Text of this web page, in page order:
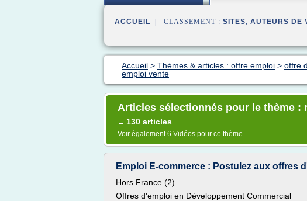
ACCUEIL | CLASSEMENT : SITES, AUTEURS DE
Accueil > Thèmes & articles : offre emploi > offre
emploi vente
Articles sélectionnés pour le thème :
→ 130 articles
Voir également6 Vidéos pour ce thème
Emploi E-commerce : Postulez aux offres
Hors France (2)
Offres d'emploi en Développement Commercial